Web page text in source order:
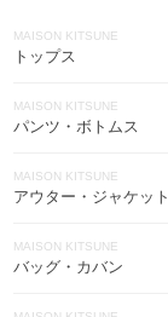
ゴルフ(12)
アイウェア(8)
水着・ビーチグッズ(7)
セットアップ(5)
MAISON KITSUNE
トップス
MAISON KITSUNE
パンツ・ボトムス
MAISON KITSUNE
アウター・ジャケット
MAISON KITSUNE
バッグ・カバン